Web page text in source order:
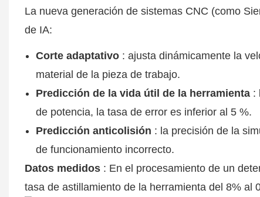
La nueva generación de sistemas CNC (como
de IA:
Corte adaptativo : ajusta dinámicamente la
material de la pieza de trabajo.
Predicción de la vida útil de la herramienta :
de potencia, la tasa de error es inferior al 5 %.
Predicción anticolisión : la precisión de la
de funcionamiento incorrecto.
Datos medidos: En el procesamiento de un
tasa de astillamiento de la herramienta del 8% al